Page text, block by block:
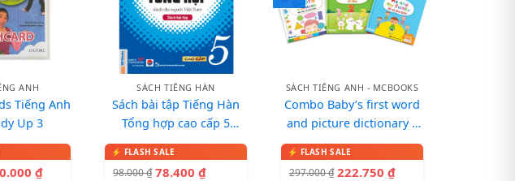
ANH
Tiếng Anh
Up 3
₫
SÁCH TIẾNG HÀN
Sách bài tập Tiếng Hàn
Tổng hợp cao cấp 5
(phiên bản mới)
98.000₫ 78.400₫
SÁCH TIẾNG ANH - MCBOOKS
Combo Baby’s first word
and picture dictionary –
Từ điển song ngữ qua
tranh cho bé
297.000₫ 222.750₫